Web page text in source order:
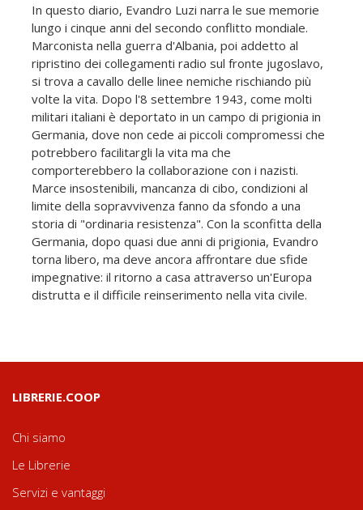
In questo diario, Evandro Luzi narra le sue memorie
lungo i cinque anni del secondo conflitto mondiale.
Marconista nella guerra d'Albania, poi addetto al
ripristino dei collegamenti radio sul fronte jugoslavo,
si trova a cavallo delle linee nemiche rischiando più
volte la vita. Dopo l'8 settembre 1943, come molti
militari italiani è deportato in un campo di prigionia in
Germania, dove non cede ai piccoli compromessi che
potrebbero facilitargli la vita ma che
comporterebbero la collaborazione con i nazisti.
Marce insostenibili, mancanza di cibo, condizioni al
limite della sopravvivenza fanno da sfondo a una
storia di "ordinaria resistenza". Con la sconfitta della
Germania, dopo quasi due anni di prigionia, Evandro
torna libero, ma deve ancora affrontare due sfide
impegnative: il ritorno a casa attraverso un'Europa
distrutta e il difficile reinserimento nella vita civile.
LIBRERIE.COOP
Chi siamo
Le Librerie
Servizi e vantaggi